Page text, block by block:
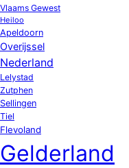
Vlaams Gewest
Heiloo
Apeldoorn
Overijssel
Nederland
Lelystad
Zutphen
Sellingen
Tiel
Flevoland
Gelderland